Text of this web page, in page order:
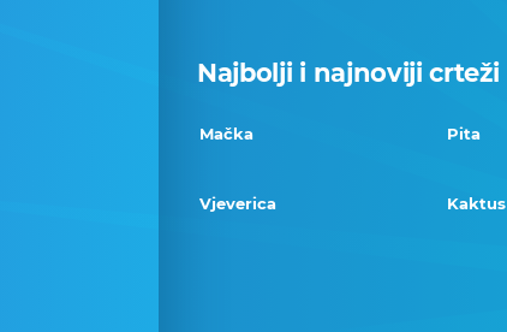
Najbolji i najnoviji crteži
Mačka Pita
Vjeverica Kaktus